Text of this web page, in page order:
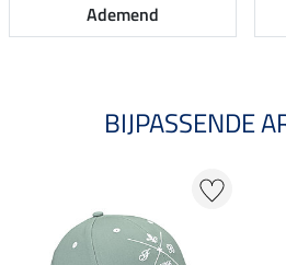
Ademend
BIJPASSENDE